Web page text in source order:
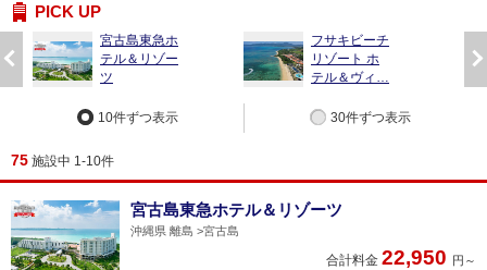
PICK UP
前
へ
次
へ
宮古島東急ホ
テル＆リゾー
ツ
フサキビーチ
リゾート ホ
テル＆ヴィ…
10件ずつ表示 30件ずつ表示
75 施設中 1-10件
宮古島東急ホテル＆リゾーツ
沖縄県 離島 宮古島
合計料金 22,950 円～